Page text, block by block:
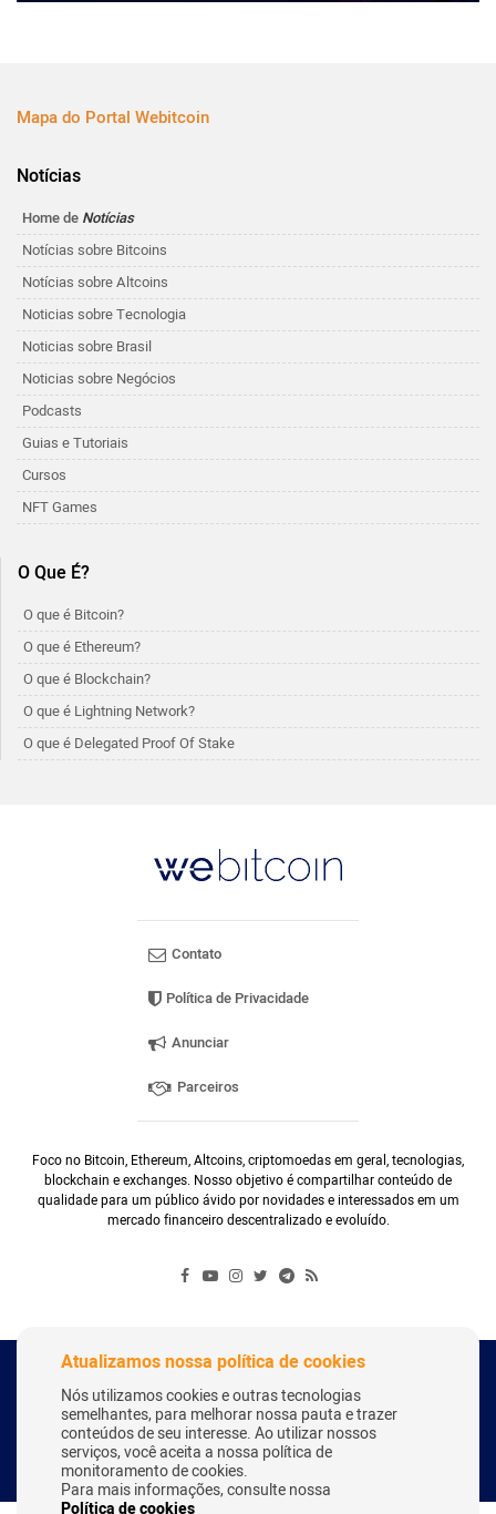
Mapa do Portal Webitcoin
Notícias
Home de Notícias
Notícias sobre Bitcoins
Notícias sobre Altcoins
Noticias sobre Tecnologia
Noticias sobre Brasil
Noticias sobre Negócios
Podcasts
Guias e Tutoriais
Cursos
NFT Games
O Que É?
O que é Bitcoin?
O que é Ethereum?
O que é Blockchain?
O que é Lightning Network?
O que é Delegated Proof Of Stake
Contato
Política de Privacidade
Anunciar
Parceiros
Foco no Bitcoin, Ethereum, Altcoins, criptomoedas em geral, tecnologias,
blockchain e exchanges. Nosso objetivo é compartilhar conteúdo de
qualidade para um público ávido por novidades e interessados em um
mercado financeiro descentralizado e evoluído.
Copyright Webitcoin 2018 - Todos os Direitos Reservados
Desenvolvido por: Herick Correa
Atualizamos nossa política de cookies
Nós utilizamos cookies e outras tecnologias
semelhantes, para melhorar nossa pauta e trazer
conteúdos de seu interesse. Ao utilizar nossos
serviços, você aceita a nossa política de
monitoramento de cookies.
Para mais informações, consulte nossa
Política de cookies